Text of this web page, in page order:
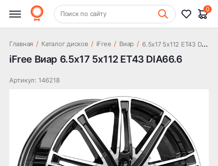
+7 (831) 261-35-35 Шиномонтаж
Поиск по сайту
0
Главная / Каталог дисков / iFree / Виар / 6
.5x17 5x112 ET43 DIA66.6
iFree Виар 6.5x17 5x112 ET43 DIA66.6
Артикул: 146218